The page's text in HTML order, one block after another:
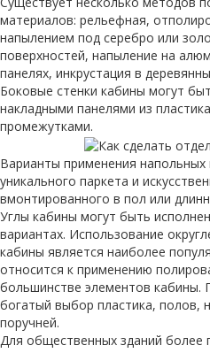
материалов: рельефная,
напылением под серебро или
поверхностей, напыление на
панелях, инкрустация в
Боковые стенки кабины могут
накладными панелями из
промежутками.
Варианты применения напольных
уникального паркета и
вмонтированного в пол или
Углы кабины могут быть
вариантах. Использование
кабины является наиболее
относится к применению
большинстве элементов кабины.
богатый выбор пластика, полов,
поручней.
Для общественных зданий